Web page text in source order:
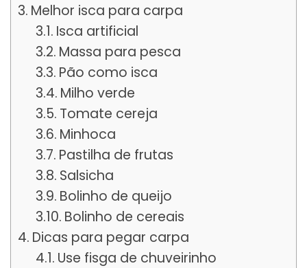
Melhor isca para carpa
Isca artificial
Massa para pesca
Pão como isca
Milho verde
Tomate cereja
Minhoca
Pastilha de frutas
Salsicha
Bolinho de queijo
Bolinho de cereais
Dicas para pegar carpa
Use fisga de chuveirinho